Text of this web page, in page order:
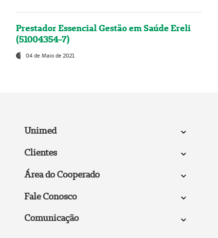
Prestador Essencial Gestão em Saúde Ereli
(51004354-7)
04 de Maio de 2021
Unimed
Clientes
Área do Cooperado
Fale Conosco
Comunicação